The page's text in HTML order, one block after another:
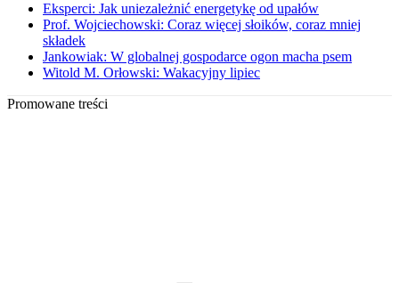
Eksperci: Jak uniezależnić energetykę od upałów
Prof. Wojciechowski: Coraz więcej słoików, coraz mniej
składek
Jankowiak: W globalnej gospodarce ogon macha psem
Witold M. Orłowski: Wakacyjny lipiec
Promowane treści